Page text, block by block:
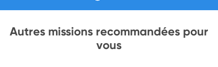
Autres missions recommandées pour
vous